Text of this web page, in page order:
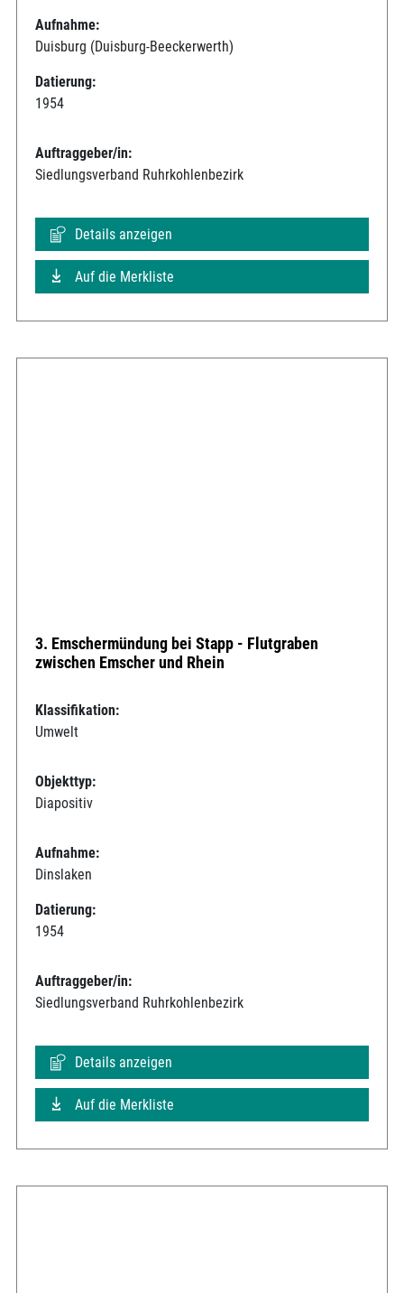
Aufnahme:
Duisburg (Duisburg-Beeckerwerth)
Datierung:
1954
Auftraggeber/in:
Siedlungsverband Ruhrkohlenbezirk
Details anzeigen
Auf die Merkliste
3. Emschermündung bei Stapp - Flutgraben
zwischen Emscher und Rhein
Klassifikation:
Umwelt
Objekttyp:
Diapositiv
Aufnahme:
Dinslaken
Datierung:
1954
Auftraggeber/in:
Siedlungsverband Ruhrkohlenbezirk
Details anzeigen
Auf die Merkliste